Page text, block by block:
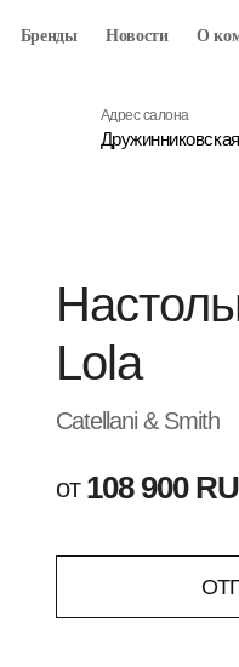
Бренды Новости О
Адрес салона
Lola
Catellani & Smith
от 108 900